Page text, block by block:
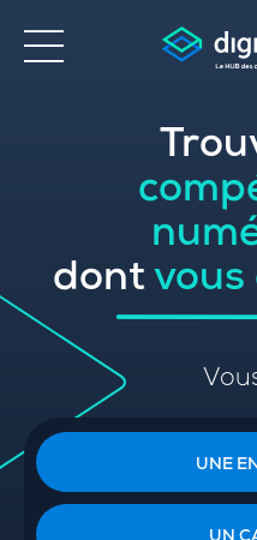
dont vous
UNE